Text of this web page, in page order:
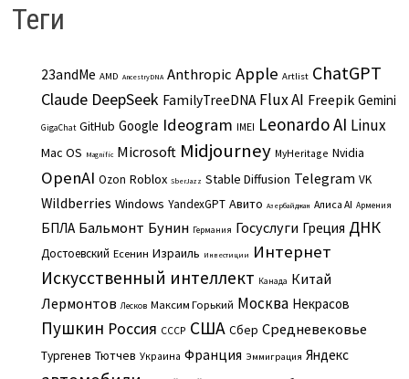
Теги
23andMe AMD AncestryDNA Anthropic Apple Artlist ChatGPT
Claude DeepSeek FamilyTreeDNA Flux AI Freepik Gemini
GigaChat GitHub Google Ideogram IMEI Leonardo AI Linux
Mac OS Magnific Microsoft Midjourney MyHeritage Nvidia
OpenAI Ozon Roblox SberJazz Stable Diffusion Telegram VK
Wildberries Windows YandexGPT Авито Азербайджан Алиса AI Армения
БПЛА Бальмонт Бунин Германия Госуслуги Греция ДНК
Достоевский Есенин Израиль Инвестиции Интернет
Искусственный интеллект Канада Китай
Лермонтов Лесков Максим Горький Москва Некрасов
Пушкин Россия СССР США Сбер Средневековье
Тургенев Тютчев Украина Франция Эммиграция Яндекс